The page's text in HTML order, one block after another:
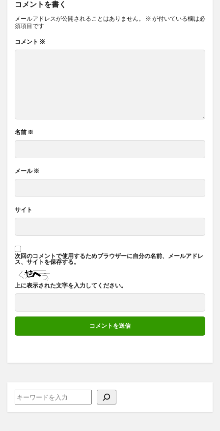
コメントを書く
メールアドレスが公開されることはありません。 ※ が付いている欄は必
須項目です
コメント ※
名前 ※
メール※
サイト
次回のコメントで使用するためブラウザーに自分の名前、メールアドレ
ス、サイトを保存する。
上に表示された文字を入力してください。